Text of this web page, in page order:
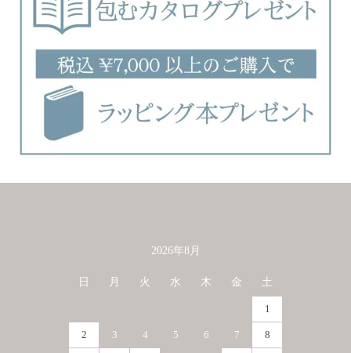
2026年8月
日 月 火 水 木 金 土
1
2 3 4 5 6 7 8